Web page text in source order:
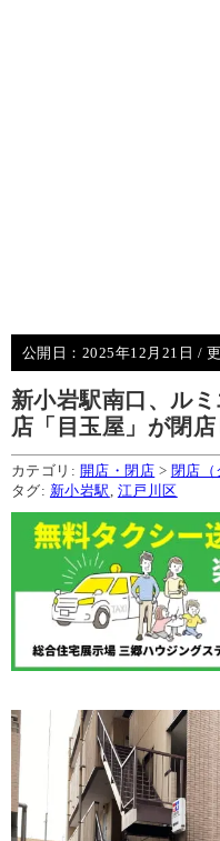
公開日： 2025年12月21日 /
新小岩駅南口、ル
店「目玉屋」が閉
カテゴリ: 開店・閉店 > 閉店（
タグ: 新小岩駅 江戸川区